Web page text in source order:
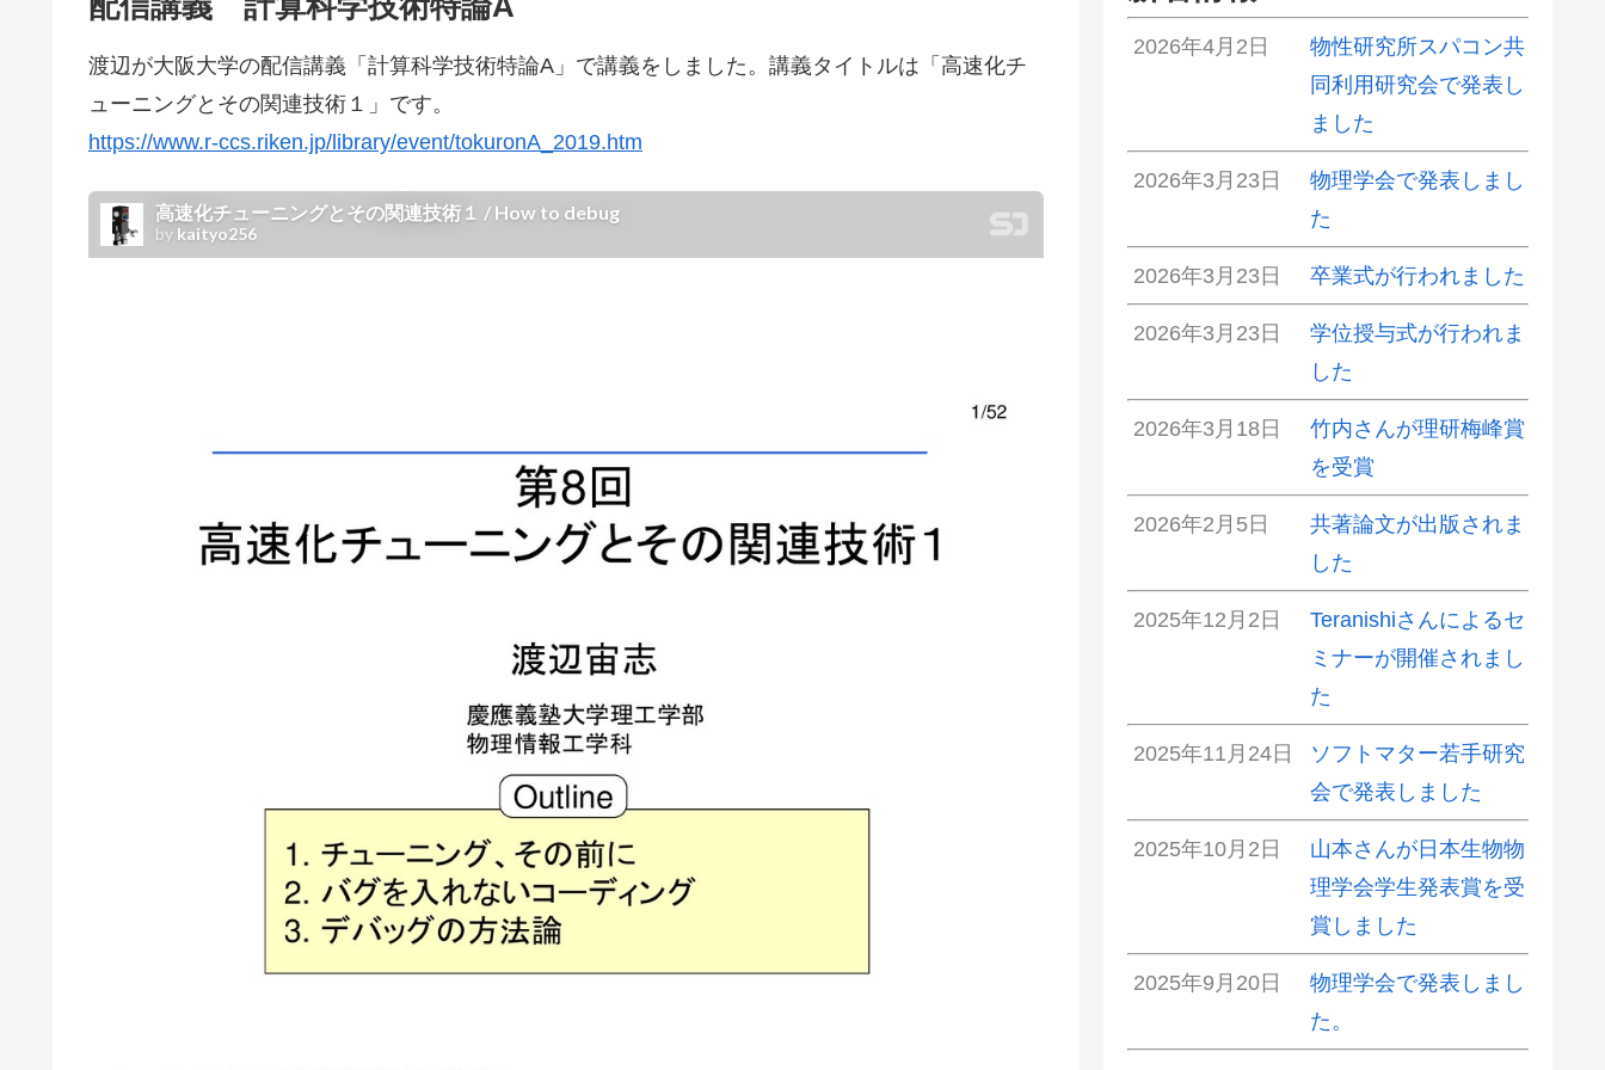
渡辺が大阪大学の配信講義「計算科学技術特論A」で講義をしました。講義タイトルは「高速化チ
ューニングとその関連技術１」です。
https://www.r-ccs.riken.jp/library/event/tokuronA_2019.htm
2026年4月2日
物性研究所スパコン共
同利用研究会で発表し
ました
2026年3月23日
物理学会で発表しまし
た
2026年3月23日 卒業式が行われました
2026年3月23日
学位授与式が行われま
した
2026年3月18日
竹内さんが理研梅峰賞
を受賞
2026年2月5日
共著論文が出版されま
した
2025年12月2日
Teranishiさんによるセ
ミナーが開催されまし
た
2025年11月24日
ソフトマター若手研究
会で発表しました
2025年10月2日
山本さんが日本生物物
理学会学生発表賞を受
賞しました
2025年9月20日
物理学会で発表しまし
た。